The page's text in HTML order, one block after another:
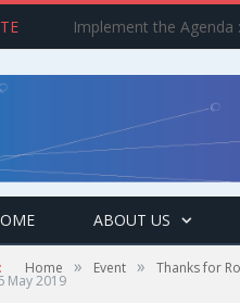
ABOUT US
Home » Event » Thanks for
May 2019